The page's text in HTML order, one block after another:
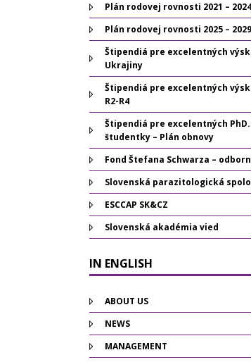
Plán rodovej rovnosti 2021 – 2024
Plán rodovej rovnosti 2025 – 2029
Štipendiá pre excelentných
Ukrajiny
Štipendiá pre excelentných
R2-R4
Štipendiá pre excelentných
študentky – Plán obnovy
Fond Štefana Schwarza –
Slovenská parazitologická
ESCCAP SK&CZ
Slovenská akadémia vied
IN ENGLISH
ABOUT US
NEWS
MANAGEMENT